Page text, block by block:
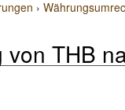
›
von THB